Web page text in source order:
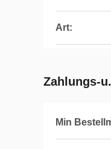
Art:
Zahlungs-
Min